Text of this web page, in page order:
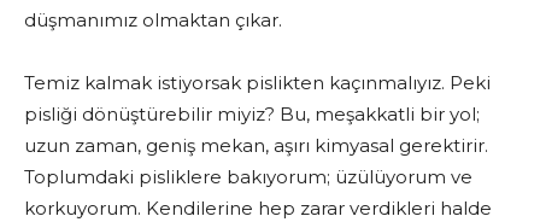
düşmanımız olmaktan çıkar.
Temiz kalmak istiyorsak pislikten kaçınmalıyız. Peki
pisliği dönüştürebilir miyiz? Bu, meşakkatli bir yol;
uzun zaman, geniş mekan, aşırı kimyasal gerektirir.
Toplumdaki pisliklere bakıyorum; üzülüyorum ve
korkuyorum. Kendilerine hep zarar verdikleri halde